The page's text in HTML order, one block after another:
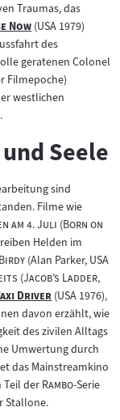
Traumas, das
Now"(USA 1979)
des
geratenen Colonel
Filmepoche)
westlichen
Seele
sind
Filme wie"
am 4. Juli "("Born on
Helden im
"Birdy"(Alan Parker, USA
"(J"
acob’s Ladder,
Driver"(USA 1976),
davon erzählt, wie
des zivilen Alltags
Umwertung durch
das Mainstreamkino
Teil der "Rambo"-Serie
Stallone.